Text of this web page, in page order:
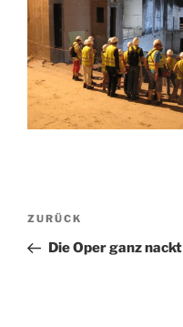
Beitragsnavigation
Vorheriger
Beitrag
ZURÜCK
Die Oper ganz nackt